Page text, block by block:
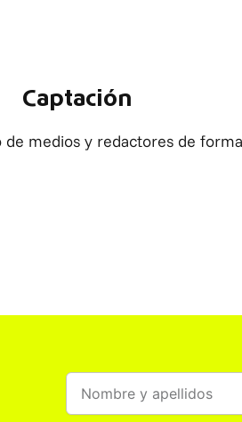
Captación
medios y redactores de